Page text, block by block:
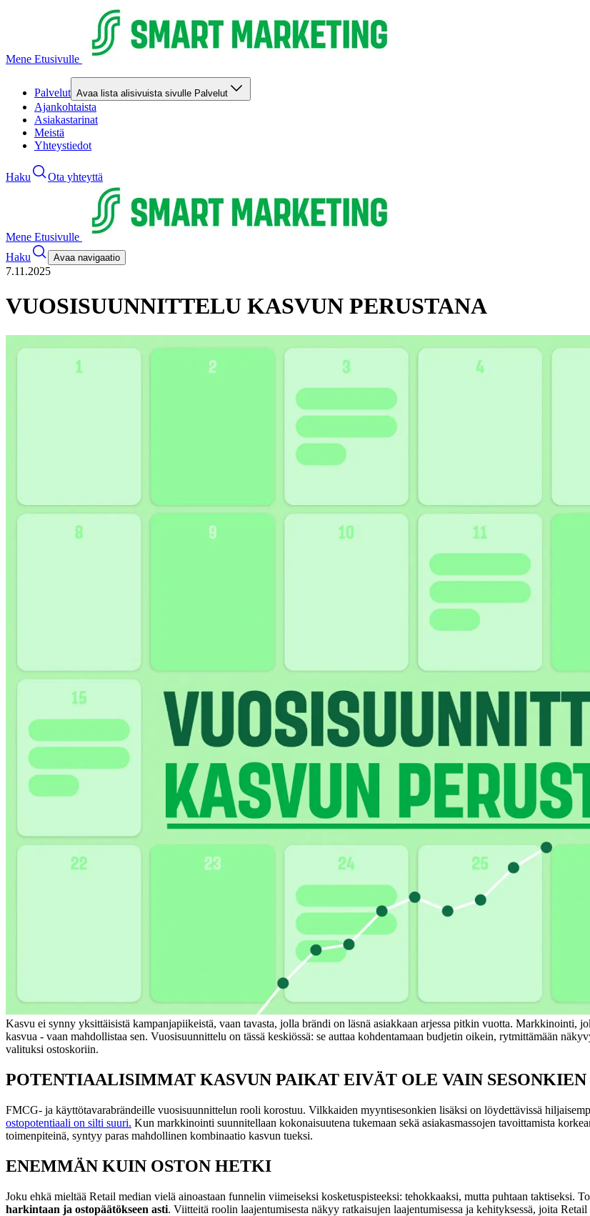
Mene Etusivulle
Palvelut Avaa lista alisivuista sivulle Palvelut
Ajankohtaista
Asiakastarinat
Meistä
Yhteystiedot
Haku Ota yhteyttä
Mene Etusivulle
Haku
Avaa navigaatio
7.11.2025
VUOSISUUNNITTELU KASVUN PERUSTANA
Kasvu ei synny yksittäisistä kampanjapiikeistä, vaan tavasta, jolla brändi on läsnä asiakkaan arjessa pitkin vuotta. Markkinointi,
kasvua - vaan mahdollistaa sen. Vuosisuunnittelu on tässä keskiössä: se auttaa kohdentamaan budjetin oikein, rytmittämään
valituksi ostoskoriin.
POTENTIAALISIMMAT KASVUN PAIKAT EIVÄT OLE VAIN SESONKIEN
FMCG- ja käyttötavarabrändeille vuosisuunnittelun rooli korostuu. Vilkkaiden myyntisesonkien lisäksi on löydettävissä
ostopotentiaali on silti suuri. Kun markkinointi suunnitellaan kokonaisuutena tukemaan sekä asiakasmassojen tavoittamista
toimenpiteinä, syntyy paras mahdollinen kombinaatio kasvun tueksi.
ENEMMÄN KUIN OSTON HETKI
Joku ehkä mieltää Retail median vielä ainoastaan funnelin viimeiseksi kosketuspisteeksi: tehokkaaksi, mutta puhtaan taktiseksi.
harkintaan ja ostopäätökseen asti. Viitteitä roolin laajentumisesta näkyy ratkaisujen laajentumisessa ja kehityksessä, joita